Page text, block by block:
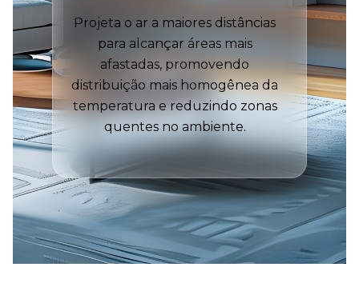
Projeta o ar a maiores distâncias
para alcançar áreas mais
afastadas, promovendo
distribuição mais homogênea da
temperatura e reduzindo zonas
quentes no ambiente.